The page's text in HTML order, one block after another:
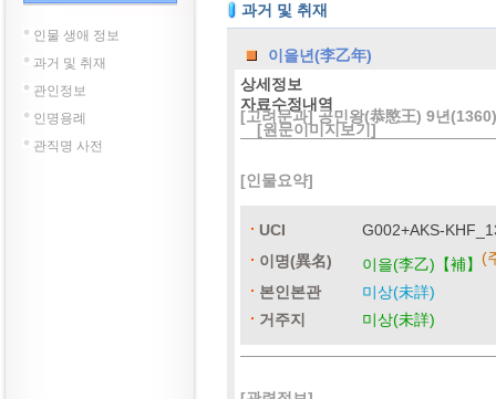
인물 생애 정보
과거 및 취재
관인정보
인명용례
관직명 사전
과거 및 취재
이을년(李乙年)
상세정보
자료수정내역
[원문이미지보기]
[고려문과] 공민왕(恭愍王) 9년
[인물요약]
UCI
G002+AKS-
이명(異名)
이을(李乙)【補】 (
본인본관
미상(未詳)
거주지
미상(未詳)